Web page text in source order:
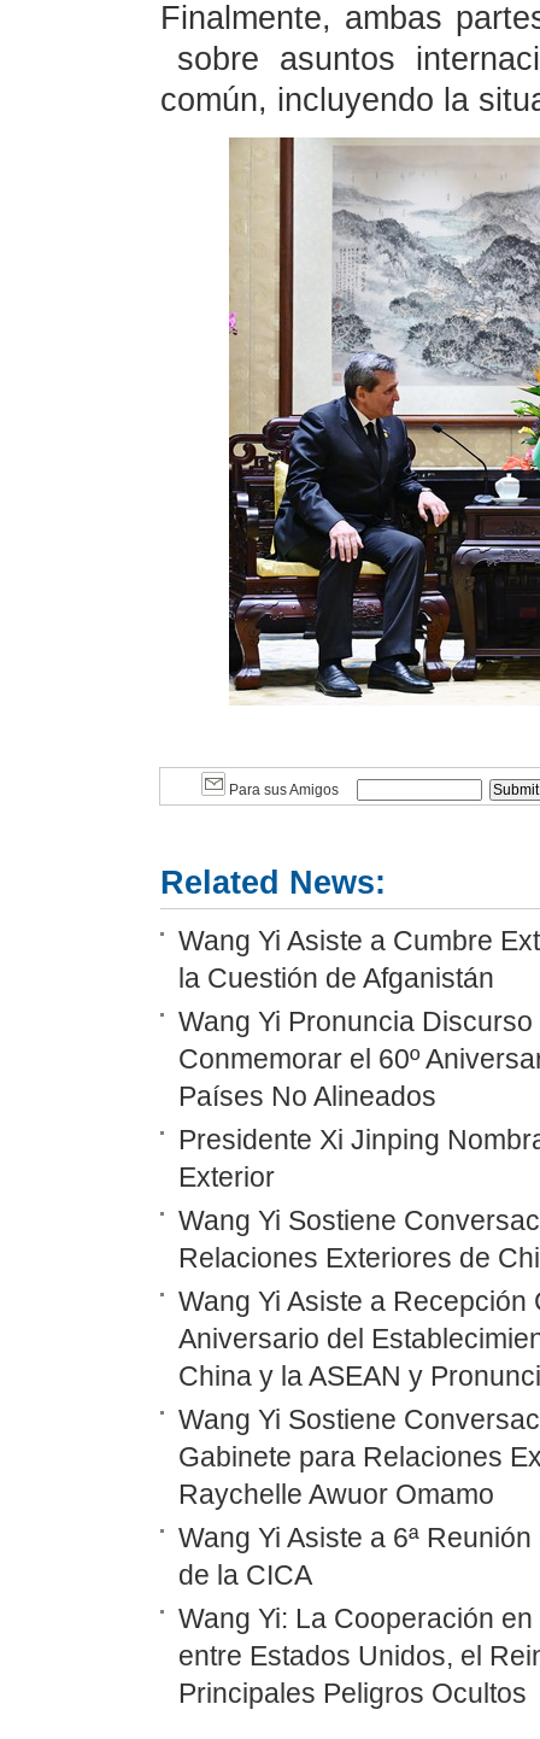
Finalmente, ambas
sobre asuntos
común, incluyendo la
Para sus Amigos
Related News:
Wang Yi Asiste a Cumbre
la Cuestión de Afganistán
Wang Yi Pronuncia
Conmemorar el 60º
Países No Alineados
Presidente Xi Jinping
Exterior
Wang Yi Sostiene
Relaciones Exteriores de
Wang Yi Asiste a Recepción
Aniversario del
China y la ASEAN y
Wang Yi Sostiene
Gabinete para Relaciones
Raychelle Awuor Omamo
Wang Yi Asiste a 6ª
de la CICA
Wang Yi: La Cooperación
entre Estados Unidos, el
Principales Peligros Ocultos